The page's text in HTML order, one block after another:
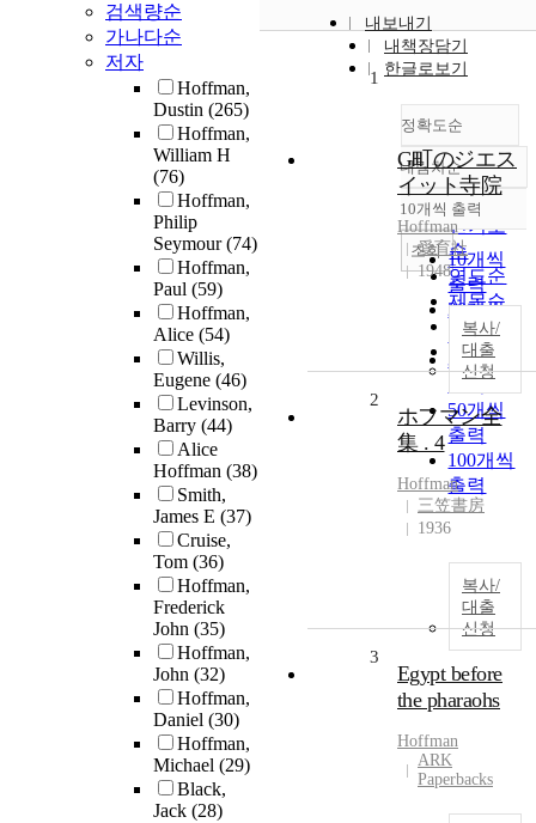
검색량순
가나다순
저자
Hoffman,
Dustin (265)
Hoffman,
William H
(76)
Hoffman,
Philip
Seymour(74)
Hoffman,
Paul (59)
Hoffman,
Alice (54)
Willis,
Eugene (46)
Levinson,
Barry (44)
Alice
Hoffman (38)
Smith,
James E (37)
Cruise,
Tom (36)
Hoffman,
Frederick
John (35)
Hoffman,
John (32)
Hoffman,
Daniel (30)
Hoffman,
Michael (29)
Black,
Jack (28)
내보내기
내책장담기
한글로보기
정확도순
정확도
순
인기도
순
연도순
제목순
저자순
발행기
관순
내림차순
내림차순
10개씩 출력
10개씩
출력
20개씩
출력
30개씩
출력
50개씩
출력
100개씩
출력
조회
1
G町のジエス
イット寺院
Hoffman
愛育社
1948
복사/
대출
신청
2
ホフマン全
集 . 4
Hoffman
三笠書房
1936
복사/
대출
신청
3
Egypt before
the pharaohs
Hoffman
ARK
Paperbacks